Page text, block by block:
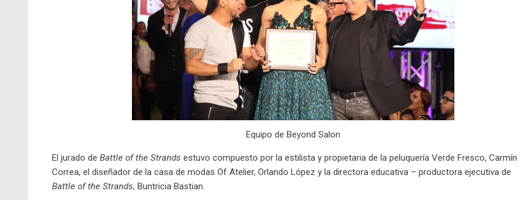
Equipo de Beyond Salon
El jurado de Battle of the Strands estuvo compuesto por la estilista y propietaria de la peluquería Verde Fresco, Carmín
Correa, el diseñador de la casa de modas Of Atelier, Orlando López y la directora educativa – productora ejecutiva de
Battle of the Strands, Buntricia Bastian.